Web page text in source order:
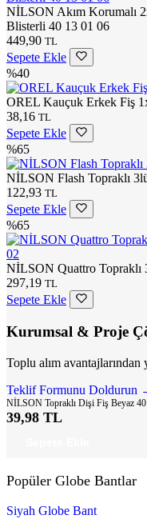
NİLSON Akım Korumalı
Blisterli 40 13 01 06
449,90 TL
Sepete Ekle
%40
OREL Kauçuk Erkek Fiş
38,16 TL
Sepete Ekle
%65
NİLSON Flash Topraklı
122,93 TL
Sepete Ekle
%65
NİLSON Quattro Topraklı
297,19 TL
Sepete Ekle
Kurumsal & Proje
Toplu alım avantajlarından
Teklif Formunu Doldurun
NİLSON Topraklı Dişi Fiş Beyaz
39,98 TL
Popüler Globe Bantlar
Siyah Globe Bant